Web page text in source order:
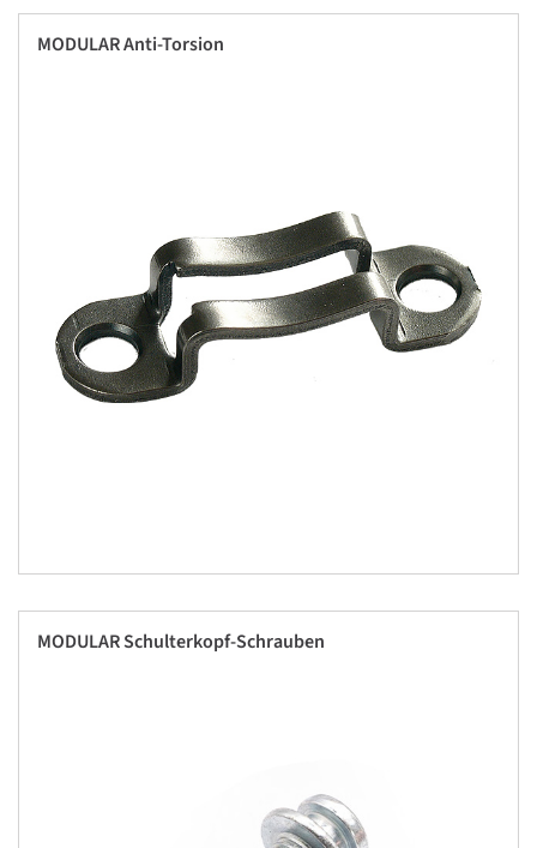
MODULAR Anti-Torsion
MODULAR Schulterkopf-Schrauben